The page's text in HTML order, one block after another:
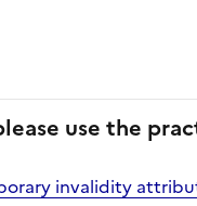
use the
invalidity